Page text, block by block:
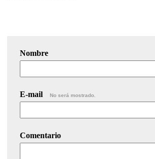
Nombre
E-mail No será mostrado.
Comentario